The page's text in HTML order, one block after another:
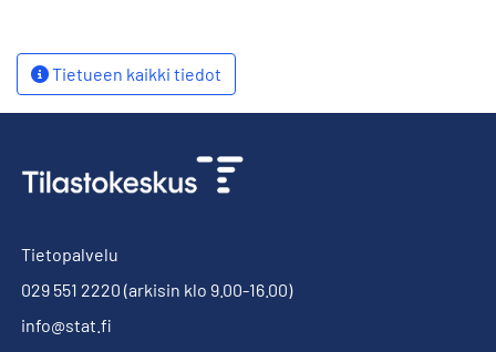
Tietueen kaikki tiedot
Tietopalvelu
029 551 2220 (arkisin klo 9.00-16.00)
info@stat.fi